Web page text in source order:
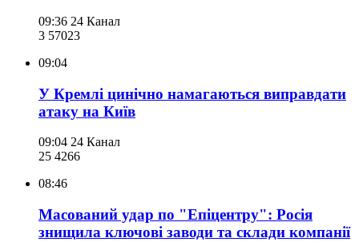
09:36 24 Канал
3 57023
09:04
У Кремлі цинічно намагаються виправдати
атаку на Київ
09:04 24 Канал
25 4266
08:46
Масований удар по "Епіцентру": Росія
знищила ключові заводи та склади компанії